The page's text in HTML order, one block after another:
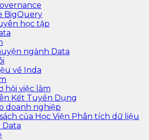
BigQuery
học tập
ngành Data
về Inda
hội việc làm
Kết Tuyển Dụng
doanh nghiệp
của Học Viện Phân tích dữ liệu
Data